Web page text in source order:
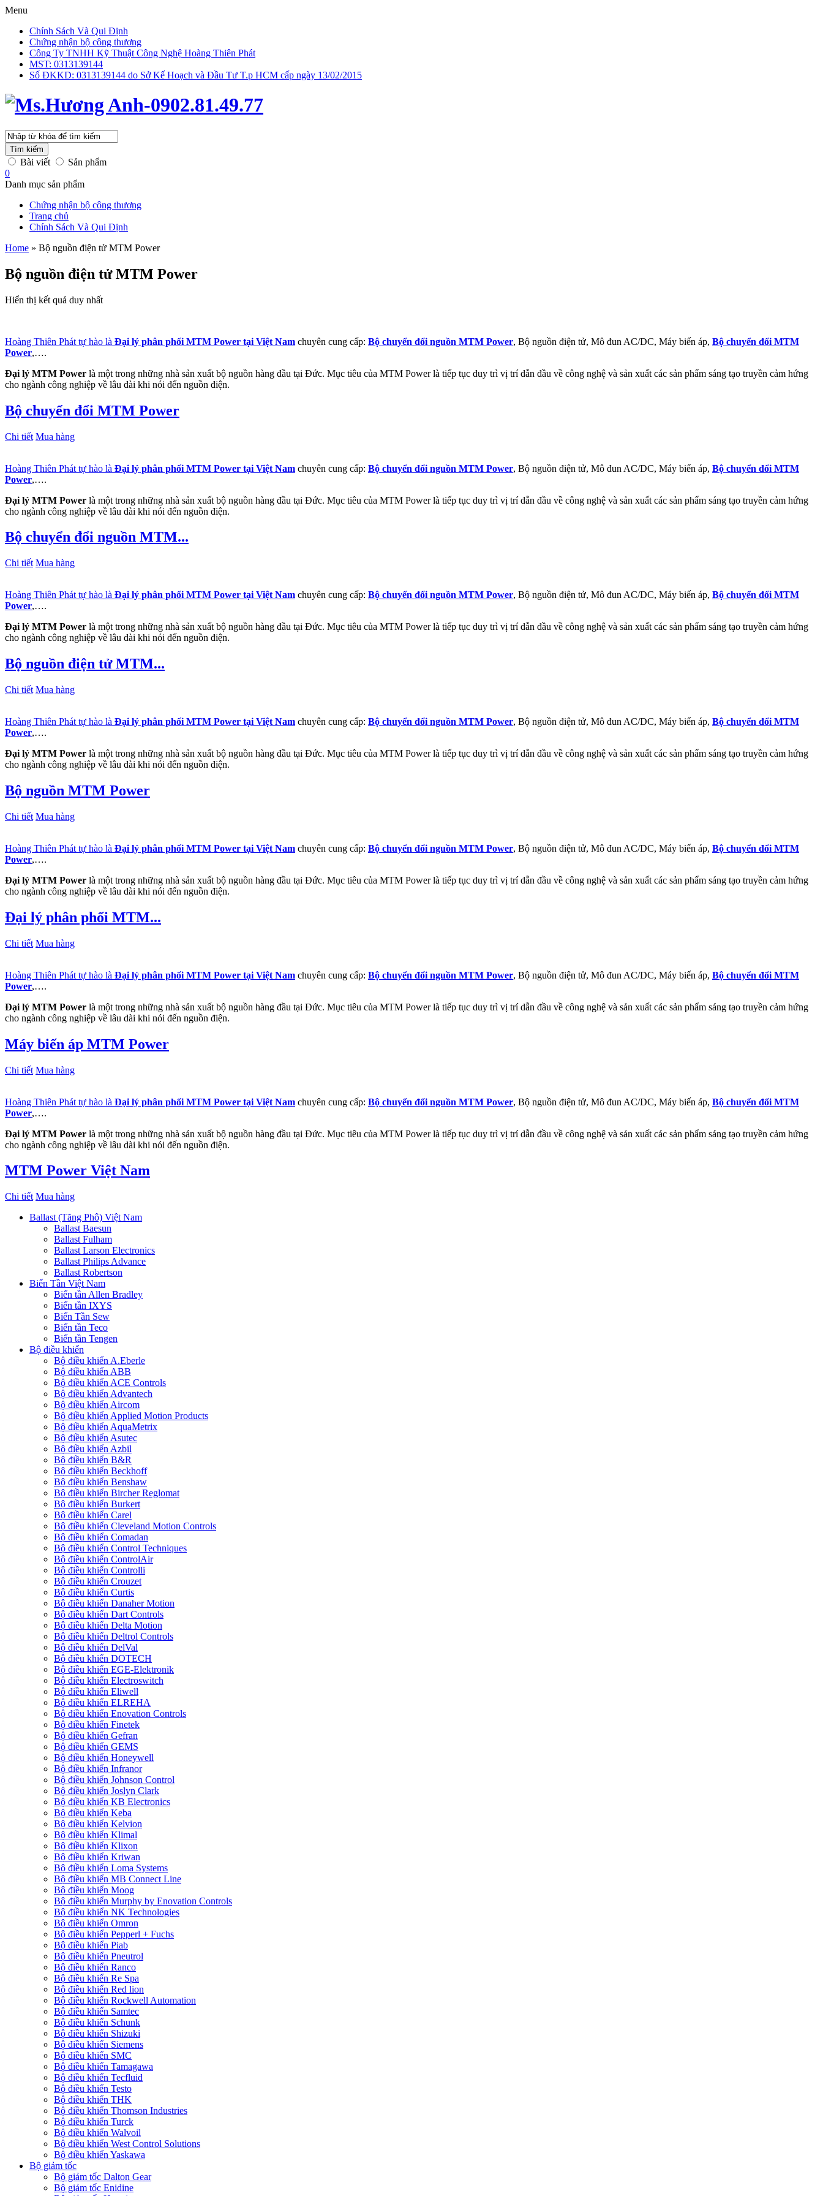
Menu
Chính Sách Và Qui Định
Chứng nhận bộ công thương
Công Ty TNHH Kỹ Thuật Công Nghệ Hoàng Thiên Phát
MST: 0313139144
Số ĐKKD: 0313139144 do Sở Kế Hoạch và Đầu Tư T.p HCM cấp ngày 13/02/2015
Tìm kiếm
Bài viết
Sản phẩm
0
Danh mục sản phẩm
Chứng nhận bộ công thương
Trang chủ
Chính Sách Và Qui Định
Home » Bộ nguồn điện tử MTM Power
Bộ nguồn điện tử MTM Power
Hiển thị kết quả duy nhất
Hoàng Thiên Phát tự hào là Đại lý phân phối MTM Power tại Việt Nam chuyên cung cấp: Bộ chuyển đổi nguồn MTM Power, Bộ nguồn điện tử, Mô đun AC/DC, Máy biến áp, Bộ chuyển đổi MTM
Power,….
Đại lý MTM Power là một trong những nhà sản xuất bộ nguồn hàng đầu tại Đức. Mục tiêu của MTM Power là tiếp tục duy trì vị trí dẫn đầu về công nghệ và sản xuất các sản phẩm sáng tạo truyền cảm hứng
cho ngành công nghiệp về lâu dài khi nói đến nguồn điện.
Bộ chuyển đổi MTM Power
Chi tiết Mua hàng
Hoàng Thiên Phát tự hào là Đại lý phân phối MTM Power tại Việt Nam chuyên cung cấp: Bộ chuyển đổi nguồn MTM Power, Bộ nguồn điện tử, Mô đun AC/DC, Máy biến áp, Bộ chuyển đổi MTM
Power,….
Đại lý MTM Power là một trong những nhà sản xuất bộ nguồn hàng đầu tại Đức. Mục tiêu của MTM Power là tiếp tục duy trì vị trí dẫn đầu về công nghệ và sản xuất các sản phẩm sáng tạo truyền cảm hứng
cho ngành công nghiệp về lâu dài khi nói đến nguồn điện.
Bộ chuyển đổi nguồn MTM...
Chi tiết Mua hàng
Hoàng Thiên Phát tự hào là Đại lý phân phối MTM Power tại Việt Nam chuyên cung cấp: Bộ chuyển đổi nguồn MTM Power, Bộ nguồn điện tử, Mô đun AC/DC, Máy biến áp, Bộ chuyển đổi MTM
Power,….
Đại lý MTM Power là một trong những nhà sản xuất bộ nguồn hàng đầu tại Đức. Mục tiêu của MTM Power là tiếp tục duy trì vị trí dẫn đầu về công nghệ và sản xuất các sản phẩm sáng tạo truyền cảm hứng
cho ngành công nghiệp về lâu dài khi nói đến nguồn điện.
Bộ nguồn điện tử MTM...
Chi tiết Mua hàng
Hoàng Thiên Phát tự hào là Đại lý phân phối MTM Power tại Việt Nam chuyên cung cấp: Bộ chuyển đổi nguồn MTM Power, Bộ nguồn điện tử, Mô đun AC/DC, Máy biến áp, Bộ chuyển đổi MTM
Power,….
Đại lý MTM Power là một trong những nhà sản xuất bộ nguồn hàng đầu tại Đức. Mục tiêu của MTM Power là tiếp tục duy trì vị trí dẫn đầu về công nghệ và sản xuất các sản phẩm sáng tạo truyền cảm hứng
cho ngành công nghiệp về lâu dài khi nói đến nguồn điện.
Bộ nguồn MTM Power
Chi tiết Mua hàng
Hoàng Thiên Phát tự hào là Đại lý phân phối MTM Power tại Việt Nam chuyên cung cấp: Bộ chuyển đổi nguồn MTM Power, Bộ nguồn điện tử, Mô đun AC/DC, Máy biến áp, Bộ chuyển đổi MTM
Power,….
Đại lý MTM Power là một trong những nhà sản xuất bộ nguồn hàng đầu tại Đức. Mục tiêu của MTM Power là tiếp tục duy trì vị trí dẫn đầu về công nghệ và sản xuất các sản phẩm sáng tạo truyền cảm hứng
cho ngành công nghiệp về lâu dài khi nói đến nguồn điện.
Đại lý phân phối MTM...
Chi tiết Mua hàng
Hoàng Thiên Phát tự hào là Đại lý phân phối MTM Power tại Việt Nam chuyên cung cấp: Bộ chuyển đổi nguồn MTM Power, Bộ nguồn điện tử, Mô đun AC/DC, Máy biến áp, Bộ chuyển đổi MTM
Power,….
Đại lý MTM Power là một trong những nhà sản xuất bộ nguồn hàng đầu tại Đức. Mục tiêu của MTM Power là tiếp tục duy trì vị trí dẫn đầu về công nghệ và sản xuất các sản phẩm sáng tạo truyền cảm hứng
cho ngành công nghiệp về lâu dài khi nói đến nguồn điện.
Máy biến áp MTM Power
Chi tiết Mua hàng
Hoàng Thiên Phát tự hào là Đại lý phân phối MTM Power tại Việt Nam chuyên cung cấp: Bộ chuyển đổi nguồn MTM Power, Bộ nguồn điện tử, Mô đun AC/DC, Máy biến áp, Bộ chuyển đổi MTM
Power,….
Đại lý MTM Power là một trong những nhà sản xuất bộ nguồn hàng đầu tại Đức. Mục tiêu của MTM Power là tiếp tục duy trì vị trí dẫn đầu về công nghệ và sản xuất các sản phẩm sáng tạo truyền cảm hứng
cho ngành công nghiệp về lâu dài khi nói đến nguồn điện.
MTM Power Việt Nam
Chi tiết Mua hàng
Ballast (Tăng Phô) Việt Nam
Ballast Baesun
Ballast Fulham
Ballast Larson Electronics
Ballast Philips Advance
Ballast Robertson
Biến Tần Việt Nam
Biến tần Allen Bradley
Biến tần IXYS
Biến Tần Sew
Biến tần Teco
Biến tần Tengen
Bộ điều khiển
Bộ điều khiển A.Eberle
Bộ điều khiển ABB
Bộ điều khiển ACE Controls
Bộ điều khiển Advantech
Bộ điều khiển Aircom
Bộ điều khiển Applied Motion Products
Bộ điều khiển AquaMetrix
Bộ điều khiển Asutec
Bộ điều khiển Azbil
Bộ điều khiển B&R
Bộ điều khiển Beckhoff
Bộ điều khiển Benshaw
Bộ điều khiển Bircher Reglomat
Bộ điều khiển Burkert
Bộ điều khiển Carel
Bộ điều khiển Cleveland Motion Controls
Bộ điều khiển Comadan
Bộ điều khiển Control Techniques
Bộ điều khiển ControlAir
Bộ điều khiển Controlli
Bộ điều khiển Crouzet
Bộ điều khiển Curtis
Bộ điều khiển Danaher Motion
Bộ điều khiển Dart Controls
Bộ điều khiển Delta Motion
Bộ điều khiển Deltrol Controls
Bộ điều khiển DelVal
Bộ điều khiển DOTECH
Bộ điều khiển EGE-Elektronik
Bộ điều khiển Electroswitch
Bộ điều khiển Eliwell
Bộ điều khiển ELREHA
Bộ điều khiển Enovation Controls
Bộ điều khiển Finetek
Bộ điều khiển Gefran
Bộ điều khiển GEMS
Bộ điều khiển Honeywell
Bộ điều khiển Infranor
Bộ điều khiển Johnson Control
Bộ điều khiển Joslyn Clark
Bộ điều khiển KB Electronics
Bộ điều khiển Keba
Bộ điều khiển Kelvion
Bộ điều khiển Klimal
Bộ điều khiển Klixon
Bộ điều khiển Kriwan
Bộ điều khiển Loma Systems
Bộ điều khiển MB Connect Line
Bộ điều khiển Moog
Bộ điều khiển Murphy by Enovation Controls
Bộ điều khiển NK Technologies
Bộ điều khiển Omron
Bộ điều khiển Pepperl + Fuchs
Bộ điều khiển Piab
Bộ điều khiển Pneutrol
Bộ điều khiển Ranco
Bộ điều khiển Re Spa
Bộ điều khiển Red lion
Bộ điều khiển Rockwell Automation
Bộ điều khiển Samtec
Bộ điều khiển Schunk
Bộ điều khiển Shizuki
Bộ điều khiển Siemens
Bộ điều khiển SMC
Bộ điều khiển Tamagawa
Bộ điều khiển Tecfluid
Bộ điều khiển Testo
Bộ điều khiển THK
Bộ điều khiển Thomson Industries
Bộ điều khiển Turck
Bộ điều khiển Walvoil
Bộ điều khiển West Control Solutions
Bộ điều khiển Yaskawa
Bộ giảm tốc
Bộ giảm tốc Dalton Gear
Bộ giảm tốc Enidine